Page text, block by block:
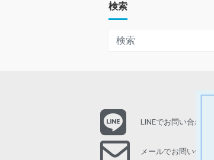
検索
LINEでお問い合わせ
メールでお問い合わせ